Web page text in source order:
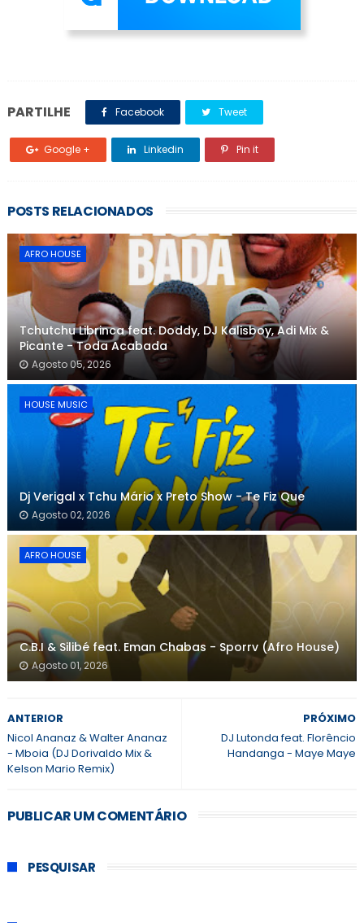
PARTILHE Facebook Tweet
Google + Linkedin Pin it
POSTS RELACIONADOS
AFRO HOUSE
Tchutchu Librinca feat. Doddy, DJ Kalisboy, Adi Mix &
Picante - Toda Acabada
Agosto 05, 2026
HOUSE MUSIC
Dj Verigal x Tchu Mário x Preto Show - Te Fiz Que
Agosto 02, 2026
AFRO HOUSE
C.B.I & Silibé feat. Eman Chabas - Sporrv (Afro House)
Agosto 01, 2026
PRÓXIMO
DJ Lutonda feat. Florêncio
Handanga - Maye Maye
ANTERIOR
Nicol Ananaz & Walter Ananaz
- Mboia (DJ Dorivaldo Mix &
Kelson Mario Remix)
PUBLICAR UM COMENTÁRIO
PESQUISAR